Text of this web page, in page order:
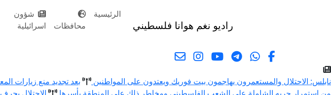
راديو نغم هوانا فلسطيني
الرئيسية
محافظات
شؤون
اسرائيلية
نابلس: الاحتلال والمستعمرون يهاجمون بيت فوريك ويعتدون على المواطنين بعد تجديد منع زيارات